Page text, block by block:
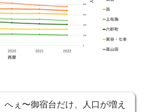
へぇ〜御宿台だけ、人口が増え